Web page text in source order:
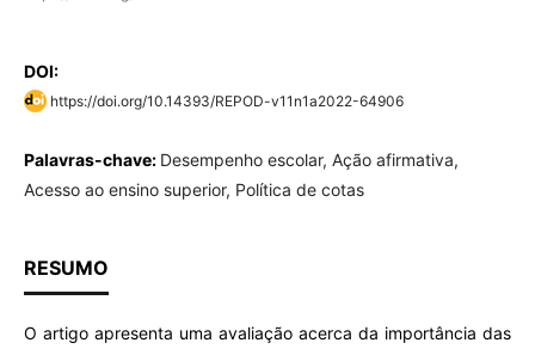
DOI:
https://doi.org/10.14393/REPOD-v11n1a2022-64906
Palavras-chave: Desempenho escolar, Ação afirmativa,
Acesso ao ensino superior, Política de cotas
RESUMO
O artigo apresenta uma avaliação acerca da importância das